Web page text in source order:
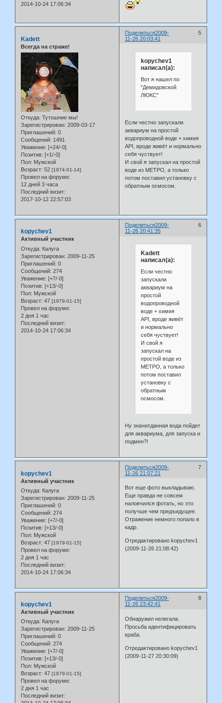
2014-10-24 17:06:34
Поделиться 5
2009-
11-26 20:03:41
Kadett
Всегда на страже!
Откуда: Тутошние мы!
Зарегистрирован: 2009-03-17
Приглашений: 0
Сообщений: 1491
Уважение: [+24/-0]
Позитив: [+1/-0]
Пол: Мужской
Возраст: 52 [1974-01-14]
Провел на форуме:
12 дней 3 часа
Последний визит:
2017-10-12 22:57:03
kopychev1
написал(а):
Вот я нашел по
"Демидовской
ЛЮКС"
Если честно запускали
аквариум на простой
водопроводной воде + химия
API, вроде живёт и нормально
себя чуствует!
И свой я запускал на простой
воде из МЕТРО, а только
потом поставил установку с
обратным осмосом.
Поделиться 6
2009-
11-26 20:41:35
kopychev1
Активный участник
Откуда: Калуга
Зарегистрирован: 2009-11-25
Приглашений: 0
Сообщений: 274
Уважение: [+7/-0]
Позитив: [+13/-0]
Пол: Мужской
Возраст: 47 [1979-01-15]
Провел на форуме:
2 дня 1 час
Последний визит:
2014-10-24 17:06:34
Kadett
написал(а):
Если честно
запускали
аквариум на
простой
водопроводной
воде + химия
API, вроде живёт
и нормально
себя чуствует!
И свой я
запускал на
простой воде из
МЕТРО, а только
потом поставил
установку с
обратным
осмосом.
Ну значитданная вода пойдет
для аквариума, для запуска и
подмен?!
Поделиться 7
2009-
11-26 21:07:21
kopychev1
Активный участник
Откуда: Калуга
Зарегистрирован: 2009-11-25
Приглашений: 0
Сообщений: 274
Уважение: [+7/-0]
Позитив: [+13/-0]
Пол: Мужской
Возраст: 47 [1979-01-15]
Провел на форуме:
2 дня 1 час
Последний визит:
2014-10-24 17:06:34
Вот еще фото выкладываю.
Еще правда не совсем
наловчился фотать, но это
получше чем предъидущее.
Отражение немного попало в
кадр.
Отредактировано kopychev1
(2009-11-26 21:08:42)
Поделиться 8
2009-
11-26 23:42:41
kopychev1
Активный участник
Откуда: Калуга
Зарегистрирован: 2009-11-25
Приглашений: 0
Сообщений: 274
Уважение: [+7/-0]
Позитив: [+13/-0]
Пол: Мужской
Возраст: 47 [1979-01-15]
Провел на форуме:
2 дня 1 час
Последний визит:
Обнаружил нелегала.
Просьба идентифицировать
краба.
Отредактировано kopychev1
(2009-11-27 20:30:09)